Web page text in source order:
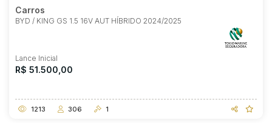
Carros
BYD / KING GS 1.5 16V AUT HÍBRIDO 2024/2025
Lance Inicial
R$ 51.500,00
1213 306 1